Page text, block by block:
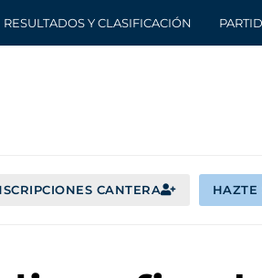
RESULTADOS Y CLASIFICACIÓN
CANTERA HAZTE